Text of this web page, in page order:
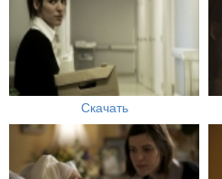
Скачать